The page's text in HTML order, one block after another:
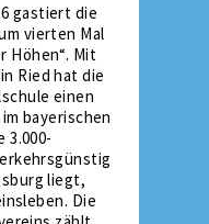
gastiert die
vierten Mal
Höhen“. Mit
Ried hat die
einen
bayerischen
3.000-
liegt,
Die